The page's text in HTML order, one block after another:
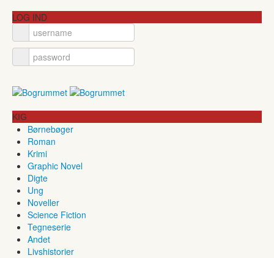
LOG IND
KIG
Børnebøger
Roman
Krimi
Graphic Novel
Digte
Ung
Noveller
Science Fiction
Tegneserie
Andet
Livshistorier